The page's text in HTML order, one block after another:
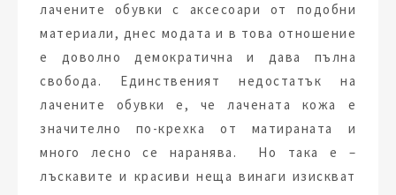
лачените обувки с аксесоари от подобни
материали, днес модата и в това отношение
е доволно демократична и дава пълна
свобода. Единственият недостатък на
лачените обувки е, че лачената кожа е
значително по-крехка от матираната и
много лесно се наранява. Но така е –
лъскавите и красиви неща винаги изискват